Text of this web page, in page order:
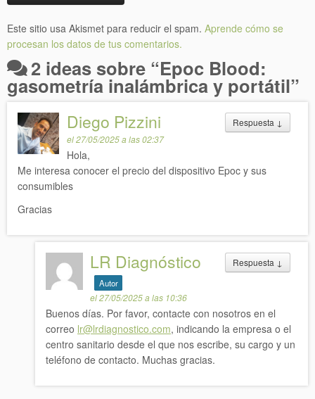
Este sitio usa Akismet para reducir el spam. Aprende cómo se
procesan los datos de tus comentarios.
2 ideas sobre “Epoc Blood:
gasometría inalámbrica y portátil”
Respuesta ↓
Diego Pizzini
el 27/05/2025 a las 02:37
Hola,
Me interesa conocer el precio del dispositivo Epoc y sus
consumibles
Gracias
Respuesta ↓
LR Diagnóstico
Autor
el 27/05/2025 a las 10:36
Buenos días. Por favor, contacte con nosotros en el
correo lr@lrdiagnostico.com, indicando la empresa o el
centro sanitario desde el que nos escribe, su cargo y un
teléfono de contacto. Muchas gracias.